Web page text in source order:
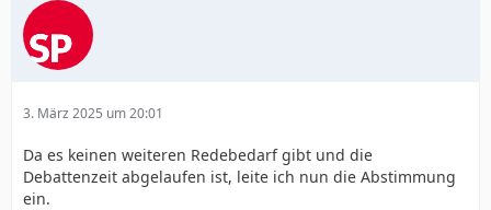
3. März 2025 um 20:01
Da es keinen weiteren Redebedarf gibt und die
Debattenzeit abgelaufen ist, leite ich nun die Abstimmung
ein.